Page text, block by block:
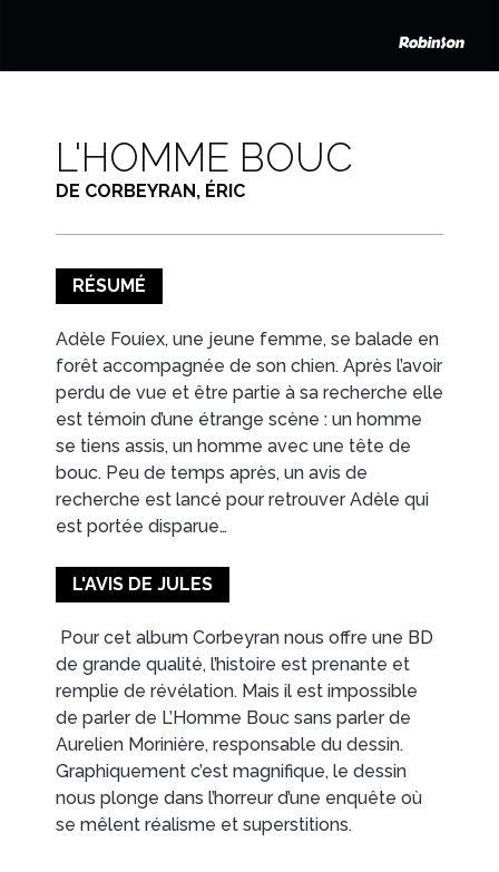
L'HOMME BOUC
DE CORBEYRAN, ÉRIC
RÉSUMÉ
Adèle Fouiex, une jeune femme, se balade en
forêt accompagnée de son chien. Après l’avoir
perdu de vue et être partie à sa recherche elle
est témoin d’une étrange scène : un homme
se tiens assis, un homme avec une tête de
bouc. Peu de temps après, un avis de
recherche est lancé pour retrouver Adèle qui
est portée disparue…
L'AVIS DE JULES
Pour cet album Corbeyran nous offre une BD
de grande qualité, l’histoire est prenante et
remplie de révélation. Mais il est impossible
de parler de L’Homme Bouc sans parler de
Aurelien Morinière, responsable du dessin.
Graphiquement c’est magnifique, le dessin
nous plonge dans l’horreur d’une enquête où
se mêlent réalisme et superstitions.